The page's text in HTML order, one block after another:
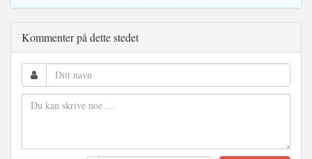
Kommenter på dette stedet